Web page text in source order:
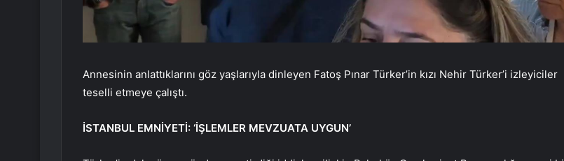
Annesinin anlattıklarını göz yaşlarıyla dinleyen Fatoş Pınar Türker’in kızı Nehir Türker’i izleyiciler
teselli etmeye çalıştı.
İSTANBUL EMNİYETİ: ‘İŞLEMLER MEVZUATA UYGUN’